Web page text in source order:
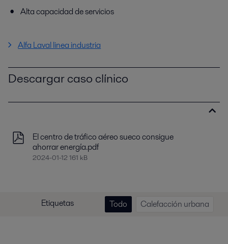
Alta capacidad de servicios
Alfa Laval linea industria
Descargar caso clínico
El centro de tráfico aéreo sueco consigue
ahorrar energía.pdf
2024-01-12 161 kB
Etiquetas Todo Calefacción urbana